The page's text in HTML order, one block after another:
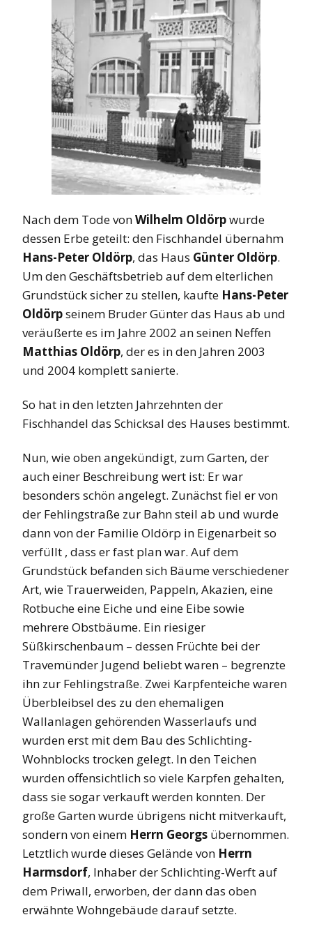
Nach dem Tode vonWilhelm Oldörpwurde
dessen Erbe geteilt: den Fischhandel übernahm
Hans-Peter Oldörp, das Haus Günter Oldörp.
Um den Geschäftsbetrieb auf dem elterlichen
Grundstück sicher zu stellen, kaufte Hans-Peter
Oldörpseinem Bruder Günter das Haus ab und
veräußerte es im Jahre 2002 an seinen Neffen
Matthias Oldörp, der es in den Jahren 2003
und 2004 komplett sanierte.
So hat in den letzten Jahrzehnten der
Fischhandel das Schicksal des Hauses bestimmt.
Nun, wie oben angekündigt, zum Garten, der
auch einer Beschreibung wert ist: Er war
besonders schön angelegt. Zunächst fiel er von
der Fehlingstraße zur Bahn steil ab und wurde
dann von der Familie Oldörp in Eigenarbeit so
verfüllt , dass er fast plan war. Auf dem
Grundstück befanden sich Bäume verschiedener
Art, wie Trauerweiden, Pappeln, Akazien, eine
Rotbuche eine Eiche und eine Eibe sowie
mehrere Obstbäume. Ein riesiger
Süßkirschenbaum – dessen Früchte bei der
Travemünder Jugend beliebt waren – begrenzte
ihn zur Fehlingstraße. Zwei Karpfenteiche waren
Überbleibsel des zu den ehemaligen
Wallanlagen gehörenden Wasserlaufs und
wurden erst mit dem Bau des Schlichting-
Wohnblocks trocken gelegt. In den Teichen
wurden offensichtlich so viele Karpfen gehalten,
dass sie sogar verkauft werden konnten. Der
große Garten wurde übrigens nicht mitverkauft,
sondern von einem Herrn Georgs übernommen.
Letztlich wurde dieses Gelände von Herrn
Harmsdorf, Inhaber der Schlichting-Werft auf
dem Priwall, erworben, der dann das oben
erwähnte Wohngebäude darauf setzte.